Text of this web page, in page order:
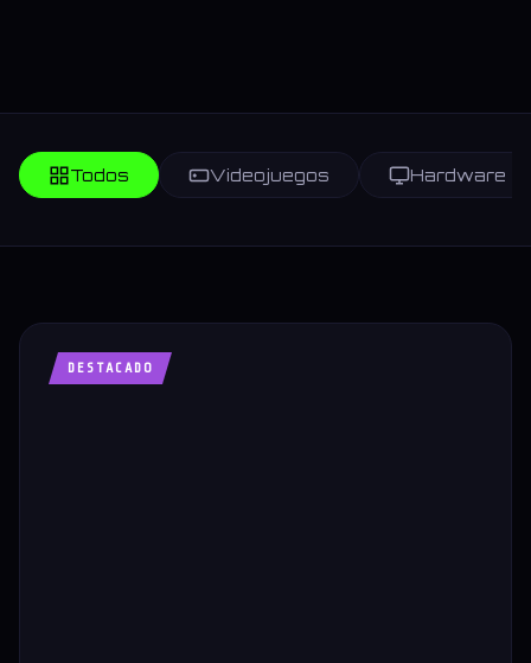
Todos Videojuegos Hardware
DESTACADO